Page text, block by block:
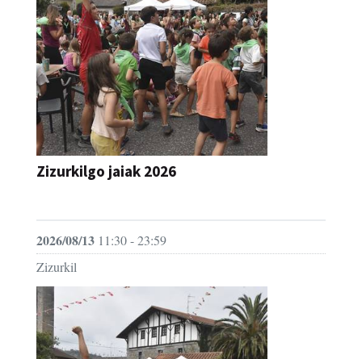
Zizurkilgo jaiak 2026
2026/08/13 11:30 - 23:59
Zizurkil